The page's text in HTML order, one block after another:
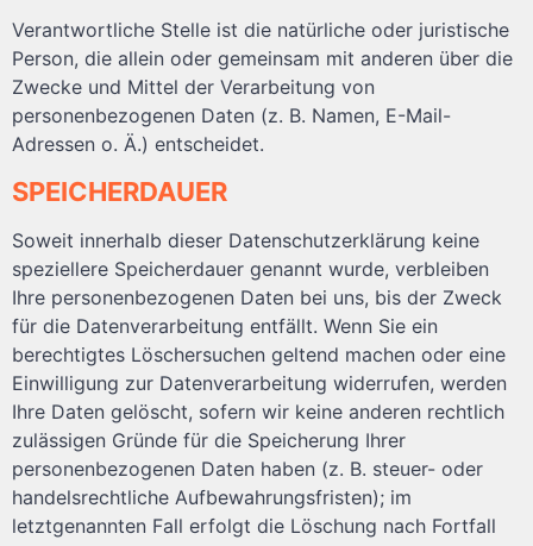
Verantwortliche Stelle ist die natürliche oder juristische
Person, die allein oder gemeinsam mit anderen über die
Zwecke und Mittel der Verarbeitung von
personenbezogenen Daten (z. B. Namen, E-Mail-
Adressen o. Ä.) entscheidet.
SPEICHERDAUER
Soweit innerhalb dieser Datenschutzerklärung keine
speziellere Speicherdauer genannt wurde, verbleiben
Ihre personenbezogenen Daten bei uns, bis der Zweck
für die Datenverarbeitung entfällt. Wenn Sie ein
berechtigtes Löschersuchen geltend machen oder eine
Einwilligung zur Datenverarbeitung widerrufen, werden
Ihre Daten gelöscht, sofern wir keine anderen rechtlich
zulässigen Gründe für die Speicherung Ihrer
personenbezogenen Daten haben (z. B. steuer- oder
handelsrechtliche Aufbewahrungsfristen); im
letztgenannten Fall erfolgt die Löschung nach Fortfall